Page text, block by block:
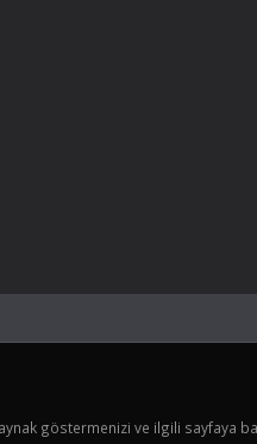
göstermenizi ve ilgili sayfaya